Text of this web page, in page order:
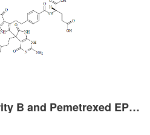
Pemetrexed EP Impurity B and Pemetrexed EP Impurity C